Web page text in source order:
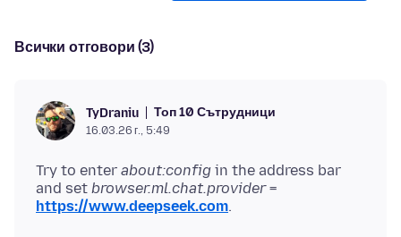
Всички отговори (3)
TyDraniu Топ 10 Сътрудници
16.03.26 г., 5:49
Try to enter about:config in the address bar
and set browser.ml.chat.provider=
https://www.deepseek.com